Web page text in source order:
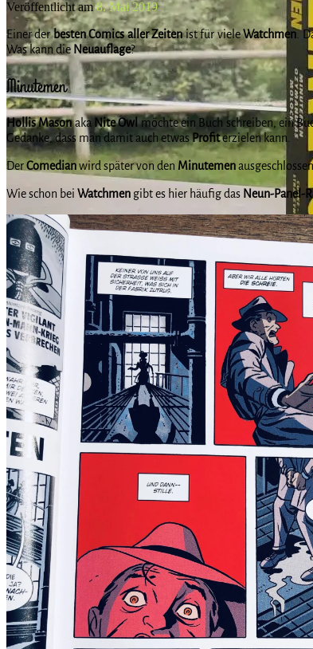
Veröffentlicht am8. Mai 2019
Einer derbesten Comics aller Zeitenist für vieleWatchmen.
Was kann die Neuauflage?
Minutemen
Hollis Masonaka Nite Owlmöchte ein Buch schreiben, ein
Gedanke, dass man damit auch etwasProfiterzielen kann.
DerComedianwird später von den Minutemen
Wie schon bei Watchmen gibt es hier häufig das Neun-Panel-